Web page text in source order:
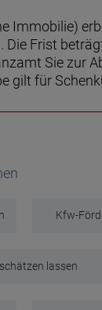
Immobilie)
Die Frist
Sie zur
gilt für
Kfw-
lassen